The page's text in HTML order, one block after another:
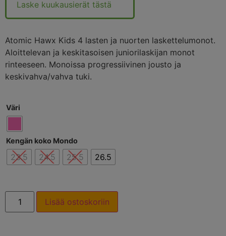
Laske kuukausierät tästä
Atomic Hawx Kids 4 lasten ja nuorten laskettelumonot.
Aloittelevan ja keskitasoisen juniorilaskijan monot
rinteeseen. Monoissa progressiivinen jousto ja
keskivahva/vahva tuki.
Väri
Kengän koko Mondo
23.5 24.5 25.5 26.5
Lisää ostoskoriin